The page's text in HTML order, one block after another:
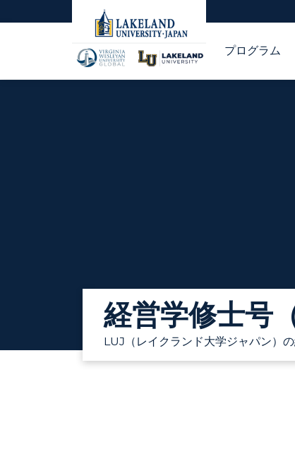
プログラム
経営学修士号
LUJ（レイクランド大学ジャパン）